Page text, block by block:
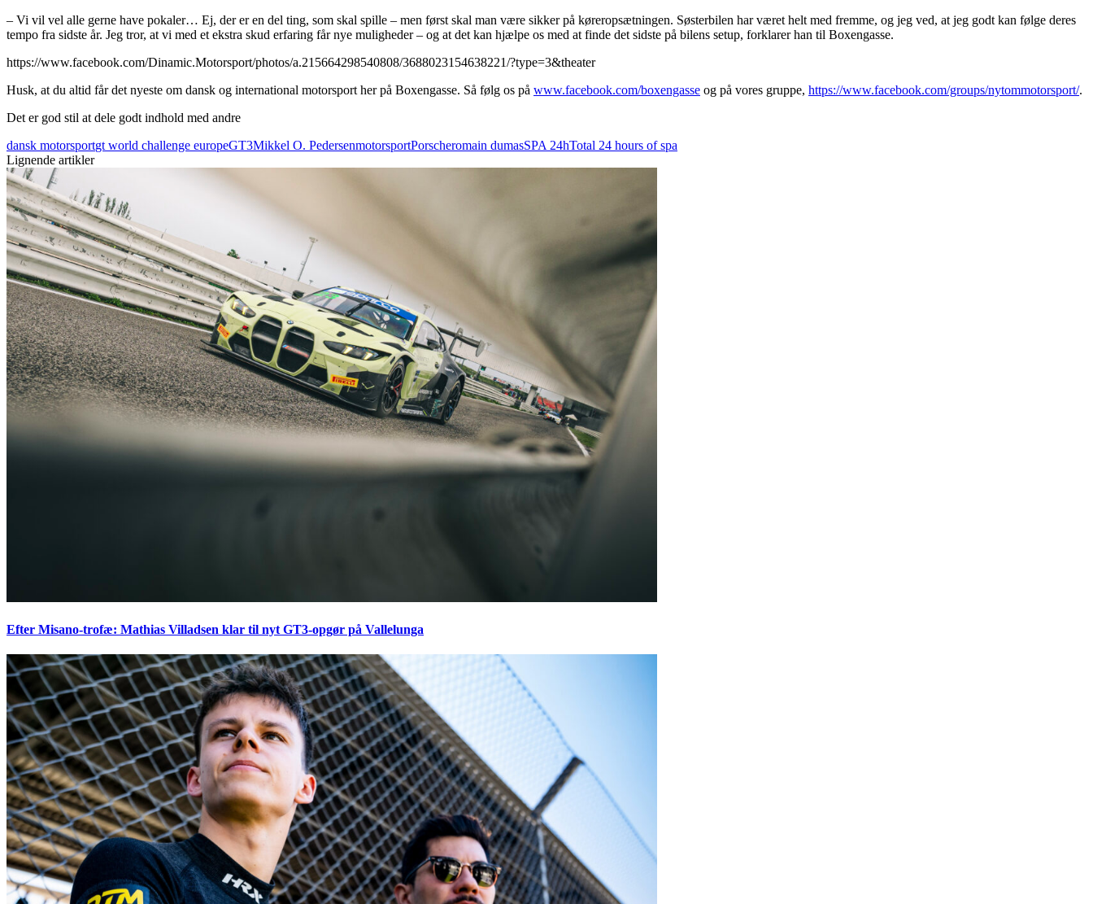
– Vi vil vel alle gerne have pokaler… Ej, der er en del ting, som skal spille – men først skal man være sikker på køreropsætningen. Søsterbilen har været helt med fremme, og jeg ved, at jeg godt kan følge deres
tempo fra sidste år. Jeg tror, at vi med et ekstra skud erfaring får nye muligheder – og at det kan hjælpe os med at finde det sidste på bilens setup, forklarer han til Boxengasse.
https://www.facebook.com/Dinamic.Motorsport/photos/a.215664298540808/3688023154638221/?type=3&theater
Husk, at du altid får det nyeste om dansk og international motorsport her på Boxengasse. Så følg os på www.facebook.com/boxengasse og på vores gruppe, https://www.facebook.com/groups/nytommotorsport/.
Det er god stil at dele godt indhold med andre
dansk motorsportgt world challenge europeGT3Mikkel O. PedersenmotorsportPorscheromain dumasSPA 24hTotal 24 hours of spa
Lignende artikler
Efter Misano-trofæ: Mathias Villadsen klar til nyt GT3-opgør på Vallelunga